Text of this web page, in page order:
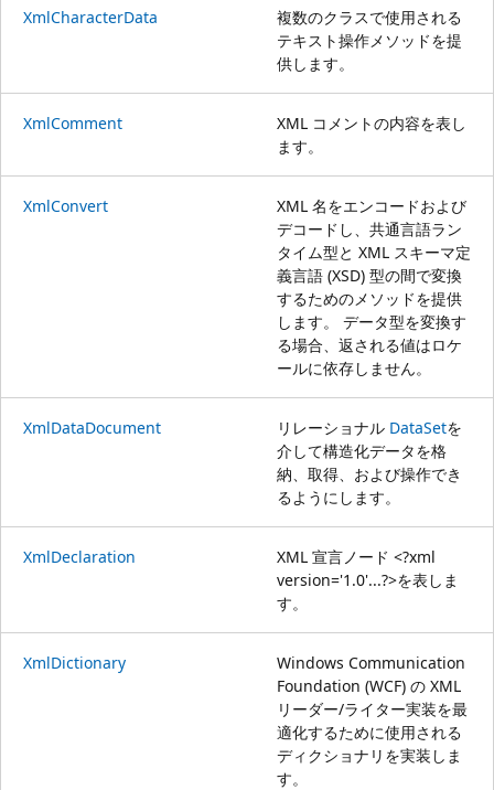
XmlCharacterData
複数のクラスで使用される
テキスト操作メソッドを提
供します。
XmlComment
XML コメントの内容を表し
ます。
XmlConvert
XML 名をエンコードおよび
デコードし、共通言語ラン
タイム型と XML スキーマ定
義言語 (XSD) 型の間で変換
するためのメソッドを提供
します。 データ型を変換す
る場合、返される値はロケ
ールに依存しません。
XmlDataDocument リレーショナル DataSetを
介して構造化データを格
納、取得、および操作でき
るようにします。
XmlDeclaration
XML 宣言ノード <?xml
version='1.0'...?>を表しま
す。
XmlDictionary
Windows Communication
Foundation (WCF) の XML
リーダー/ライター実装を最
適化するために使用される
ディクショナリを実装しま
す。